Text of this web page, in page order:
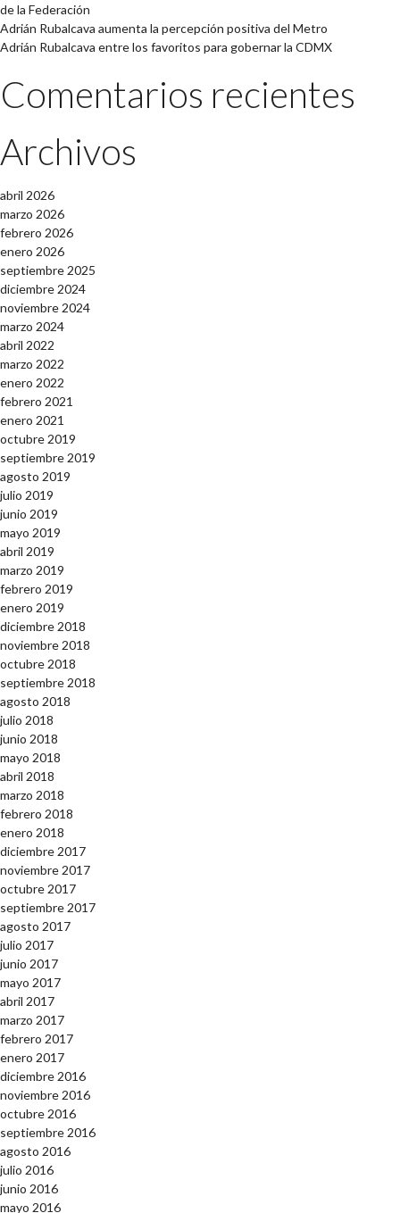
de la Federación
Adrián Rubalcava aumenta la percepción positiva del Metro
Adrián Rubalcava entre los favoritos para gobernar la CDMX
Comentarios recientes
Archivos
abril 2026
marzo 2026
febrero 2026
enero 2026
septiembre 2025
diciembre 2024
noviembre 2024
marzo 2024
abril 2022
marzo 2022
enero 2022
febrero 2021
enero 2021
octubre 2019
septiembre 2019
agosto 2019
julio 2019
junio 2019
mayo 2019
abril 2019
marzo 2019
febrero 2019
enero 2019
diciembre 2018
noviembre 2018
octubre 2018
septiembre 2018
agosto 2018
julio 2018
junio 2018
mayo 2018
abril 2018
marzo 2018
febrero 2018
enero 2018
diciembre 2017
noviembre 2017
octubre 2017
septiembre 2017
agosto 2017
julio 2017
junio 2017
mayo 2017
abril 2017
marzo 2017
febrero 2017
enero 2017
diciembre 2016
noviembre 2016
octubre 2016
septiembre 2016
agosto 2016
julio 2016
junio 2016
mayo 2016